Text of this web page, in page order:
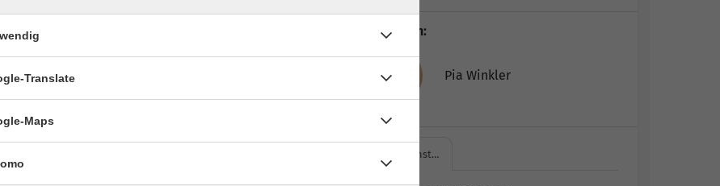
Ort / Raum
Dozent*in:
Pia Winkler
Hirschenst…
Translate
Maps